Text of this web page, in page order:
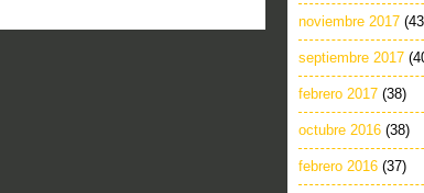
noviembre 2017
septiembre 2017
febrero 2017 (38)
octubre 2016 (38)
febrero 2016 (37)